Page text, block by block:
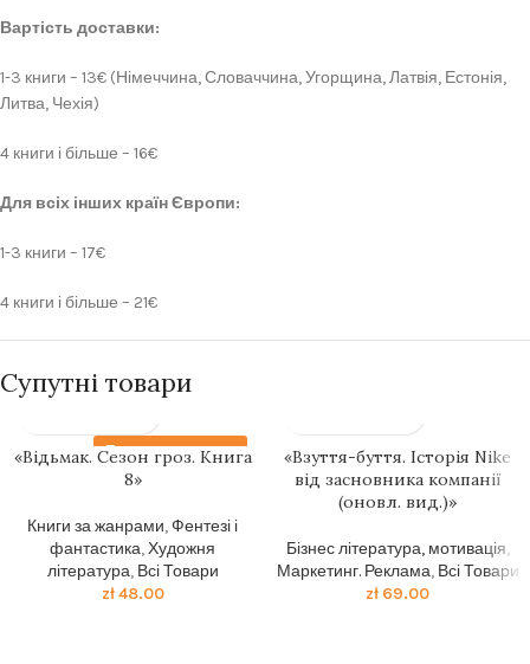
Вартість доставки:
1-3 книги – 13€ (Німеччина, Словаччина, Угорщина, Латвія, Естонія,
Литва, Чехія)
4 книги і більше – 16€
Для всіх інших країн Європи:
1-3 книги – 17€
4 книги і більше – 21€
Супутні товари
Передзамовлення
«Відьмак. Сезон гроз. Книга
8»
Книги за жанрами,Фентезі і
фантастика,Художня
література, Всі Товари
zł48.00
«Взуття-буття. Історія Nike
від засновника компанії
(оновл. вид.)»
Бізнес література, мотивація,
Маркетинг. Реклама, Всі Товари
zł 69.00